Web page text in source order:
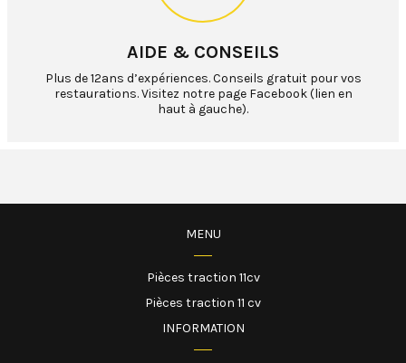
AIDE & CONSEILS
Plus de 12ans d’expériences. Conseils gratuit pour vos
restaurations. Visitez notre page Facebook (lien en
haut à gauche).
MENU
Pièces traction 11cv
Pièces traction 11 cv
INFORMATION